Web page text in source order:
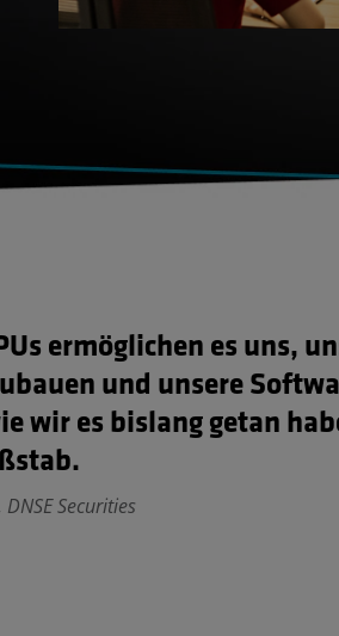
ermöglichen es uns,
und unsere
wir es bislang getan
Securities